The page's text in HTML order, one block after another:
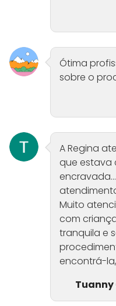
Ótima
sobre o
A Regina
que estava
Muito
com
tranquila e
encontrá-
Tuanny